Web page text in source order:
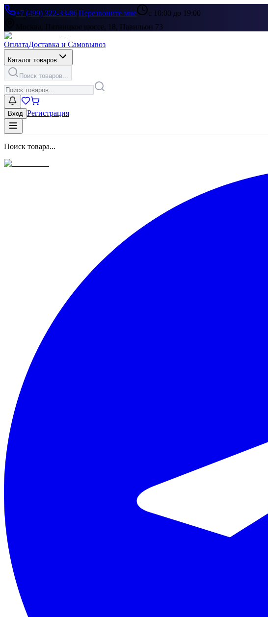
+7 (499) 322-33-86|Перезвоните мне
с 10:00 до 19:00
Москва, Пятницкое шоссе, 18, Павильон 73
ОплатаДоставка и Самовывоз
Каталог товаров
Поиск товаров...
Вход Регистрация
Поиск товара...